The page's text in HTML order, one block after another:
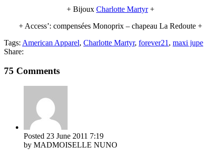
+ Bijoux Charlotte Martyr+
+ Access’: compensées Monoprix – chapeau La Redoute +
Tags: American Apparel, Charlotte Martyr, forever21 , maxi jupe
Share:
75 Comments
Posted 23 June 2011 7:19
by MADMOISELLE NUNO